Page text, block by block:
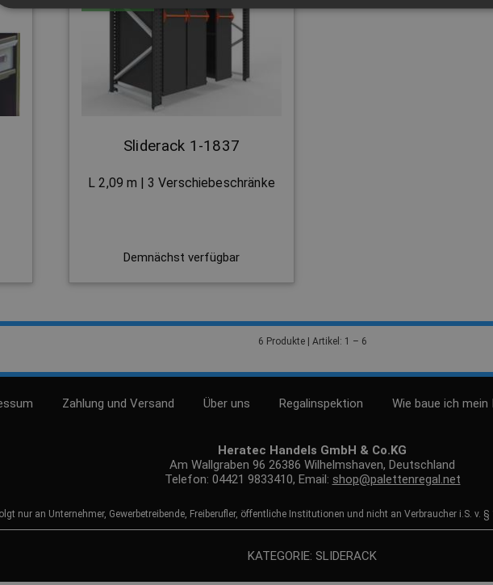
Sliderack 1-1837
L 2,09 m | 3 Verschiebeschränke
Demnächst verfügbar
6 Produkte | Artikel: 1 – 6
Zahlung und Versand Über uns Regalinspektion Wie baue ich
Heratec Handels GmbH & Co.KG
Am Wallgraben 96 26386 Wilhelmshaven, Deutschland
Telefon: 04421 9833410, Email: shop@palettenregal.net
nur an Unternehmer, Gewerbetreibende, Freiberufler, öffentliche Institutionen und nicht an Verbraucher i.S. v.
KATEGORIE: SLIDERACK